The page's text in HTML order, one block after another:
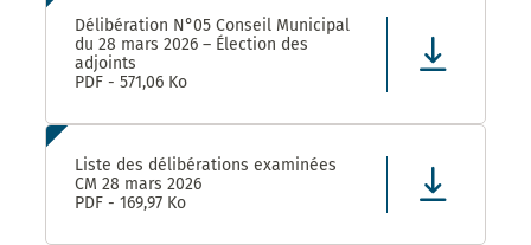
Délibération N°05 Conseil Municipal
du 28 mars 2026 – Élection des
adjoints
PDF - 571,06 Ko
Liste des délibérations examinées
CM 28 mars 2026
PDF - 169,97 Ko